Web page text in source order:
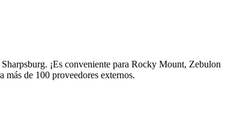
¡Es conveniente para Rocky Mount, Zebulon
más de 100 proveedores externos.